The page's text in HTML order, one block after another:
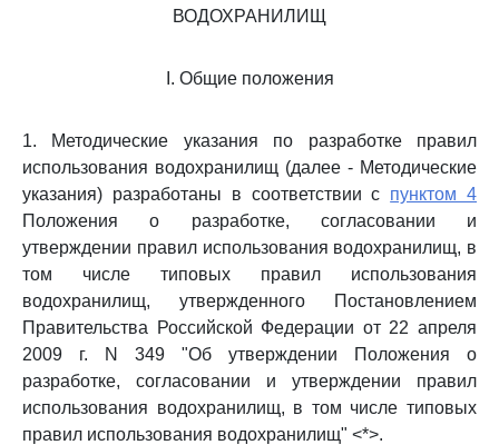
ВОДОХРАНИЛИЩ
I. Общие положения
1. Методические указания по разработке правил
использования водохранилищ (далее - Методические
указания) разработаны в соответствии с пунктом 4
Положения о разработке, согласовании и
утверждении правил использования водохранилищ, в
том числе типовых правил использования
водохранилищ, утвержденного Постановлением
Правительства Российской Федерации от 22 апреля
2009 г. N 349 "Об утверждении Положения о
разработке, согласовании и утверждении правил
использования водохранилищ, в том числе типовых
правил использования водохранилищ" <*>.